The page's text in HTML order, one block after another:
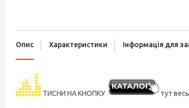
Опис Характеристики Інформація для
ТИСНИ НА КНОПКУ тут